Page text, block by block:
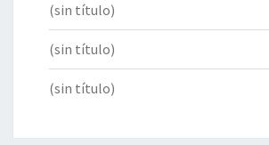
(sin título)
(sin título)
(sin título)